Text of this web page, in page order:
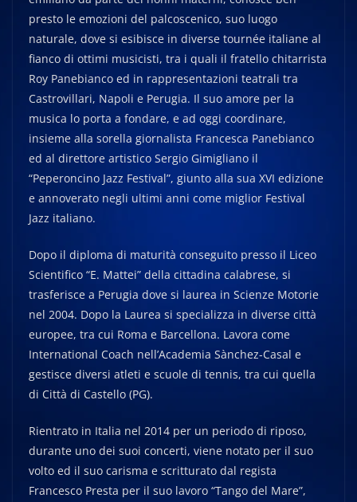
presto le emozioni del palcoscenico, suo luogo
naturale, dove si esibisce in diverse tournée italiane al
fianco di ottimi musicisti, tra i quali il fratello chitarrista
Roy Panebianco ed in rappresentazioni teatrali tra
Castrovillari, Napoli e Perugia. Il suo amore per la
musica lo porta a fondare, e ad oggi coordinare,
insieme alla sorella giornalista Francesca Panebianco
ed al direttore artistico Sergio Gimigliano il
“Peperoncino Jazz Festival”, giunto alla sua XVI edizione
e annoverato negli ultimi anni come miglior Festival
Jazz italiano.
Dopo il diploma di maturità conseguito presso il Liceo
Scientifico “E. Mattei” della cittadina calabrese, si
trasferisce a Perugia dove si laurea in Scienze Motorie
nel 2004. Dopo la Laurea si specializza in diverse città
europee, tra cui Roma e Barcellona. Lavora come
International Coach nell’Academia Sànchez-Casal e
gestisce diversi atleti e scuole di tennis, tra cui quella
di Città di Castello (PG).
Rientrato in Italia nel 2014 per un periodo di riposo,
durante uno dei suoi concerti, viene notato per il suo
volto ed il suo carisma e scritturato dal regista
Francesco Presta per il suo lavoro “Tango del Mare”,